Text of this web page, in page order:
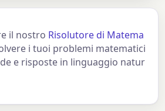
il nostro Risolutore di Matema
i tuoi problemi matematici
e risposte in linguaggio natur